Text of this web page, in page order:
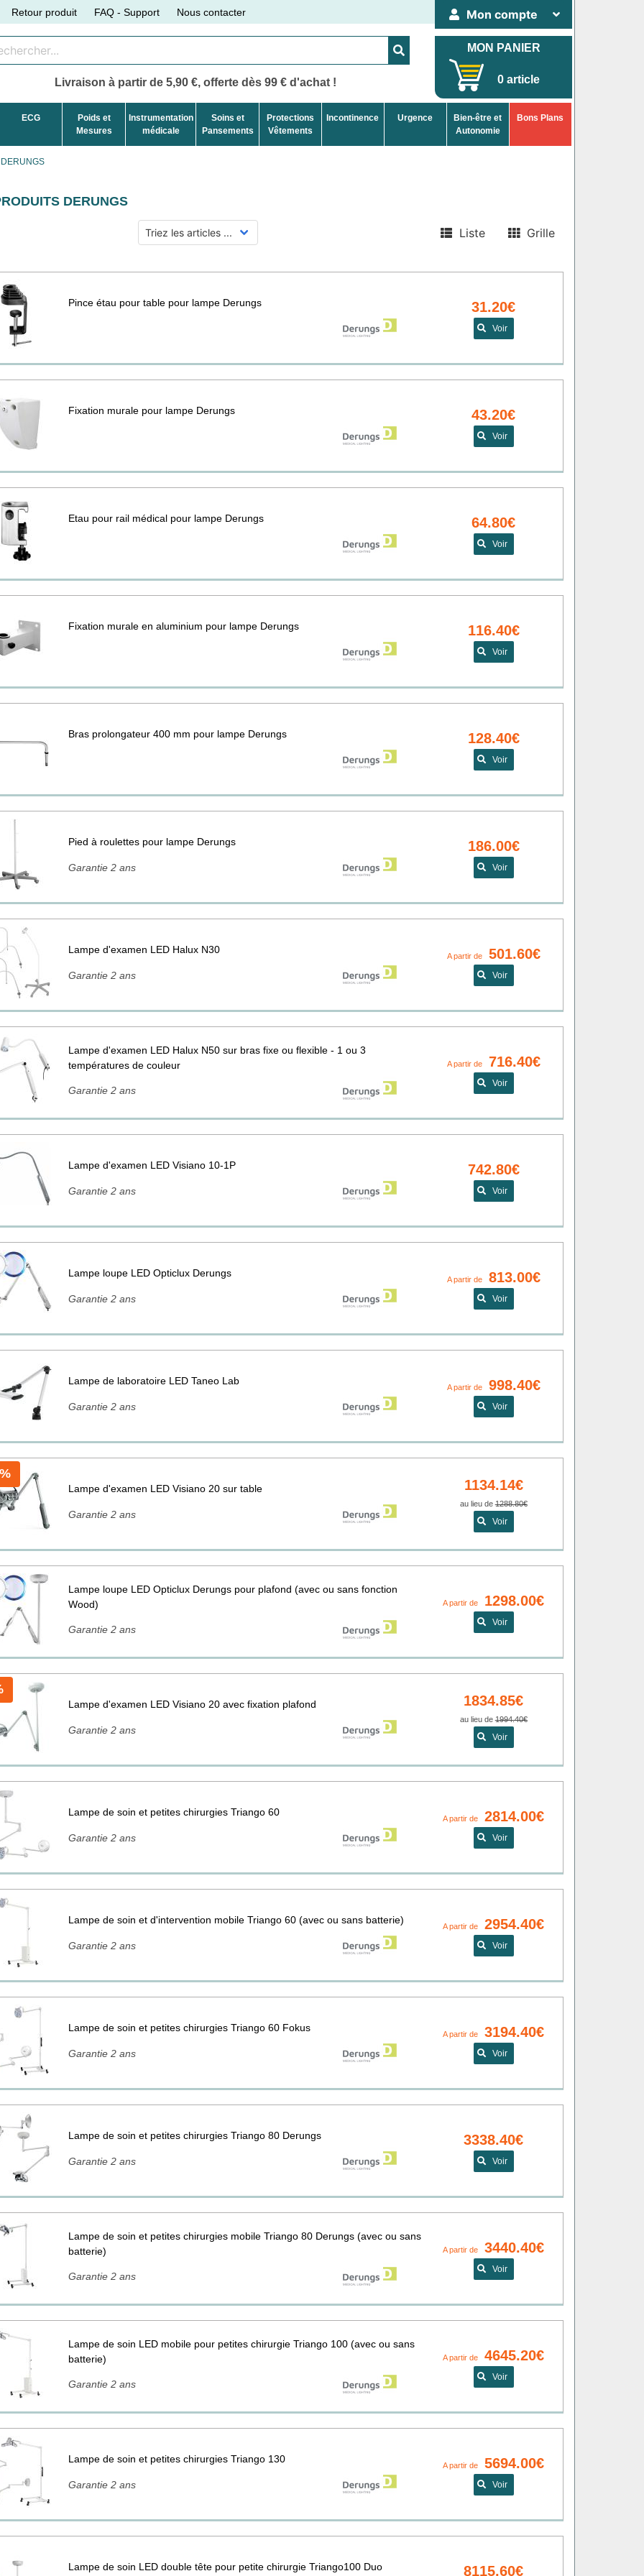
Retour produit FAQ - Support Nous contacter Mon compte
Livraison à partir de 5,90 €, offerte dès 99 € d'achat !
MON PANIER
0 article
ECG
Poids et
Mesures
Instrumentation
médicale
Soins et
Pansements
Protections
Vêtements
Incontinence Urgence
Bien-être et
Autonomie
Bons Plans
DERUNGS
DERUNGS
Liste Grille
Pince étau pour table pour lampe Derungs 31.20€
Voir
Fixation murale pour lampe Derungs 43.20€
Voir
Etau pour rail médical pour lampe Derungs 64.80€
Voir
Fixation murale en aluminium pour lampe Derungs 116.40€
Voir
Bras prolongateur 400 mm pour lampe Derungs 128.40€
Voir
Pied à roulettes pour lampe Derungs
Garantie 2 ans
186.00€
Voir
Lampe d'examen LED Halux N30
Garantie 2 ans
A partir de 501.60€
Voir
Lampe d'examen LED Halux N50 sur bras fixe ou flexible - 1 ou 3
températures de couleur
Garantie 2 ans
A partir de 716.40€
Voir
Lampe d'examen LED Visiano 10-1P
Garantie 2 ans
742.80€
Voir
Lampe loupe LED Opticlux Derungs
Garantie 2 ans
A partir de 813.00€
Voir
Lampe de laboratoire LED Taneo Lab
Garantie 2 ans
A partir de 998.40€
Voir
Lampe d'examen LED Visiano 20 sur table
Garantie 2 ans
1134.14€
au lieu de1288.80€
Voir
Lampe loupe LED Opticlux Derungs pour plafond (avec ou sans fonction
Wood)
Garantie 2 ans
A partir de 1298.00€
Voir
Lampe d'examen LED Visiano 20 avec fixation plafond
Garantie 2 ans
1834.85€
au lieu de1994.40€
Voir
Lampe de soin et petites chirurgies Triango 60
Garantie 2 ans
A partir de2814.00€
Voir
Lampe de soin et d'intervention mobile Triango 60 (avec ou sans batterie)
Garantie 2 ans
A partir de2954.40€
Voir
Lampe de soin et petites chirurgies Triango 60 Fokus
Garantie 2 ans
A partir de3194.40€
Voir
Lampe de soin et petites chirurgies Triango 80 Derungs
Garantie 2 ans
3338.40€
Voir
Lampe de soin et petites chirurgies mobile Triango 80 Derungs (avec ou sans
batterie)
Garantie 2 ans
A partir de3440.40€
Voir
Lampe de soin LED mobile pour petites chirurgie Triango 100 (avec ou sans
batterie)
Garantie 2 ans
A partir de4645.20€
Voir
Lampe de soin et petites chirurgies Triango 130
Garantie 2 ans
A partir de5694.00€
Voir
Lampe de soin LED double tête pour petite chirurgie Triango100 Duo 8115.60€